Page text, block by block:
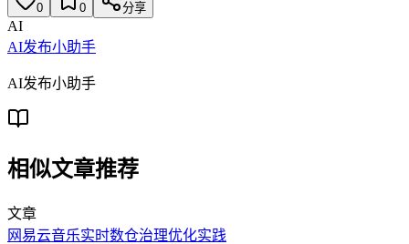
0 0 分享
AI
AI发布小助手
AI发布小助手
相似文章推荐
文章
网易云音乐实时数仓治理优化实践